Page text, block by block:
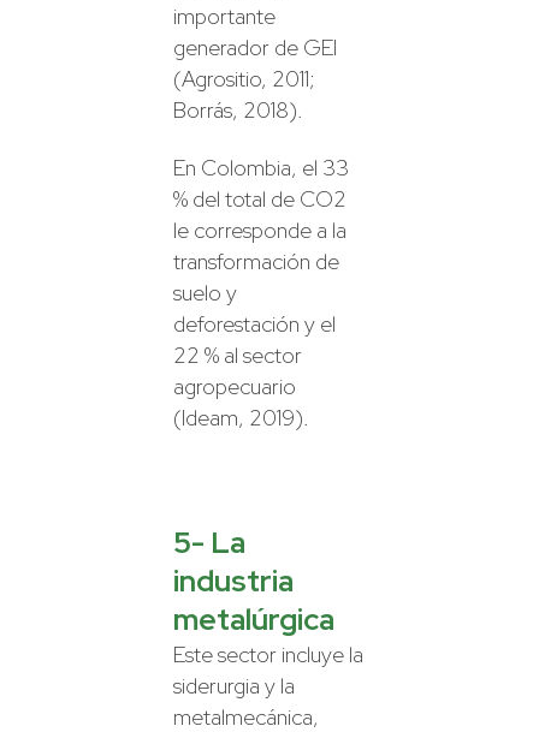
importante
generador de GEI
(Agrositio, 2011;
Borrás, 2018).
En Colombia, el 33
% del total de CO2
le corresponde a la
transformación de
suelo y
deforestación y el
22 % al sector
agropecuario
(Ideam, 2019).
5- La
industria
metalúrgica
Este sector incluye la
siderurgia y la
metalmecánica,